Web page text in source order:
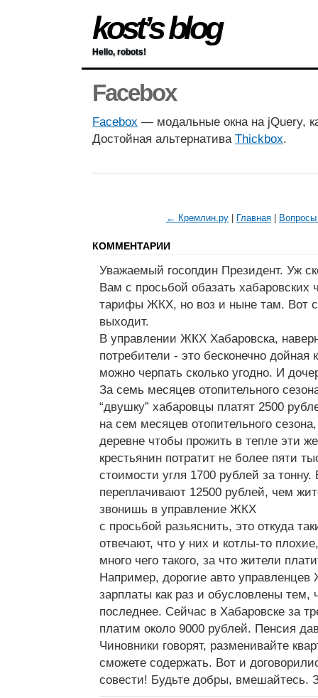
kost’s blog
Hello, robots!
Facebox
Facebox — модальные окна на jQuery,
Достойная альтернатива Thickbox.
← Кремлин.ру Главная
КОММЕНТАРИИ
Уважаемый госопдин Президент. Уж
Вам с просьбой обазать хабаровских
тарифы ЖКХ, но воз и ныне там. Вот
выходит.
В управлении ЖКХ Хабаровска,
потребители - это бесконечно дойная
можно черпать сколько угодно. И
За семь месяцев отопительного
“двушку” хабаровцы платят 2500
на сем месяцев отопительного
деревне чтобы прожить в тепле эти
крестьянин потратит не более пяти
стоимости угля 1700 рублей за
переплачивают 12500 рублей, чем
звонишь в управление ЖКХ
с просьбой разьяснить, это откуда
отвечают, что у них и котлы-то
много чего такого, за что жители
Например, дорогие авто
зарплаты как раз и обусловлены тем,
последнее. Сейчас в Хабаровске за
платим около 9000 рублей. Пенсия
Чиновники говорят, разменивайте
сможете содержать. Вот и
совести! Будьте добры, вмешайтесь.